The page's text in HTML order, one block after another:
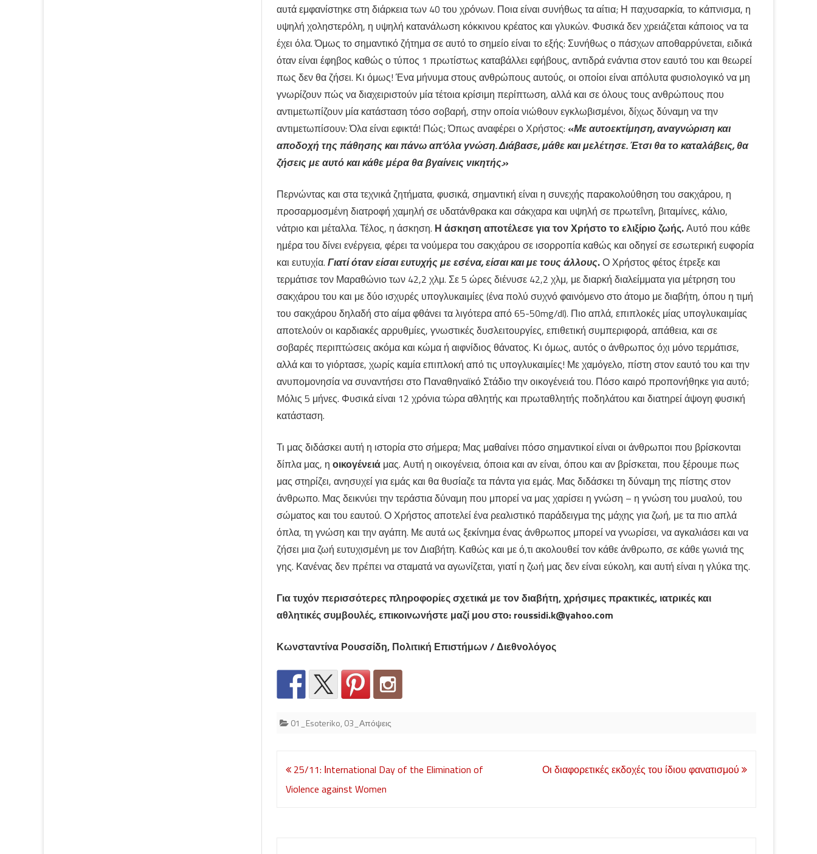
αυτά εμφανίστηκε στη διάρκεια των 40 του χρόνων. Ποια είναι συνήθως τα αίτια; Η παχυσαρκία, το κάπνισμα, η
υψηλή χοληστερόλη, η υψηλή κατανάλωση κόκκινου κρέατος και γλυκών. Φυσικά δεν χρειάζεται κάποιος να τα
έχει όλα. Όμως το σημαντικό ζήτημα σε αυτό το σημείο είναι το εξής: Συνήθως ο πάσχων αποθαρρύνεται, ειδικά
όταν είναι έφηβος καθώς ο τύπος 1 πρωτίστως καταβάλλει εφήβους, αντιδρά ενάντια στον εαυτό του και θεωρεί
πως δεν θα ζήσει. Κι όμως! Ένα μήνυμα στους ανθρώπους αυτούς, οι οποίοι είναι απόλυτα φυσιολογικό να μη
γνωρίζουν πώς να διαχειριστούν μία τέτοια κρίσιμη περίπτωση, αλλά και σε όλους τους ανθρώπους που
αντιμετωπίζουν μία κατάσταση τόσο σοβαρή, στην οποία νιώθουν εγκλωβισμένοι, δίχως δύναμη να την
αντιμετωπίσουν: Όλα είναι εφικτά! Πώς; Όπως αναφέρει ο Χρήστος: «Με αυτοεκτίμηση, αναγνώριση και
αποδοχή της πάθησης και πάνω απ’όλα γνώση. Διάβασε, μάθε και μελέτησε. Έτσι θα το καταλάβεις, θα
ζήσεις με αυτό και κάθε μέρα θα βγαίνεις νικητής.»
Περνώντας και στα τεχνικά ζητήματα, φυσικά, σημαντική είναι η συνεχής παρακολούθηση του σακχάρου, η
προσαρμοσμένη διατροφή χαμηλή σε υδατάνθρακα και σάκχαρα και υψηλή σε πρωτεΐνη, βιταμίνες, κάλιο,
νάτριο και μέταλλα. Τέλος, η άσκηση. Η άσκηση αποτέλεσε για τον Χρήστο το ελιξίριο ζωής.Αυτό που κάθε
ημέρα του δίνει ενέργεια, φέρει τα νούμερα του σακχάρου σε ισορροπία καθώς και οδηγεί σε εσωτερική ευφορία
και ευτυχία. Γιατί όταν είσαι ευτυχής με εσένα, είσαι και με τους άλλους.Ο Χρήστος φέτος έτρεξε και
τερμάτισε τον Μαραθώνιο των 42,2 χλμ. Σε 5 ώρες διένυσε 42,2 χλμ, με διαρκή διαλείμματα για μέτρηση του
σακχάρου του και με δύο ισχυρές υπογλυκαιμίες (ένα πολύ συχνό φαινόμενο στο άτομο με διαβήτη, όπου η τιμή
του σακχάρου δηλαδή στο αίμα φθάνει τα λιγότερα από 65-50mg/dl). Πιο απλά, επιπλοκές μίας υπογλυκαιμίας
αποτελούν οι καρδιακές αρρυθμίες, γνωστικές δυσλειτουργίες, επιθετική συμπεριφορά, απάθεια, και σε
σοβαρές περιπτώσεις ακόμα και κώμα ή αιφνίδιος θάνατος. Κι όμως, αυτός ο άνθρωπος όχι μόνο τερμάτισε,
αλλά και το γιόρτασε, χωρίς καμία επιπλοκή από τις υπογλυκαιμίες! Με χαμόγελο, πίστη στον εαυτό του και την
ανυπομονησία να συναντήσει στο Παναθηναϊκό Στάδιο την οικογένειά του. Πόσο καιρό προπονήθηκε για αυτό;
Mόλις 5 μήνες. Φυσικά είναι 12 χρόνια τώρα αθλητής και πρωταθλητής ποδηλάτου και διατηρεί άψογη φυσική
κατάσταση.
Τι μας διδάσκει αυτή η ιστορία στο σήμερα; Μας μαθαίνει πόσο σημαντικοί είναι οι άνθρωποι που βρίσκονται
δίπλα μας, η οικογένειάμας. Αυτή η οικογένεια, όποια και αν είναι, όπου και αν βρίσκεται, που ξέρουμε πως
μας στηρίζει, ανησυχεί για εμάς και θα θυσίαζε τα πάντα για εμάς. Μας διδάσκει τη δύναμη της πίστης στον
άνθρωπο. Μας δεικνύει την τεράστια δύναμη που μπορεί να μας χαρίσει η γνώση – η γνώση του μυαλού, του
σώματος και του εαυτού. Ο Χρήστος αποτελεί ένα ρεαλιστικό παράδειγμα της μάχης για ζωή, με τα πιο απλά
όπλα, τη γνώση και την αγάπη. Με αυτά ως ξεκίνημα ένας άνθρωπος μπορεί να γνωρίσει, να αγκαλιάσει και να
ζήσει μια ζωή ευτυχισμένη με τον Διαβήτη. Καθώς και με ό,τι ακολουθεί τον κάθε άνθρωπο, σε κάθε γωνιά της
γης. Κανένας δεν πρέπει να σταματά να αγωνίζεται, γιατί η ζωή μας δεν είναι εύκολη, και αυτή είναι η γλύκα της.
Για τυχόν περισσότερες πληροφορίες σχετικά με τον διαβήτη, χρήσιμες πρακτικές, ιατρικές και
αθλητικές συμβουλές, επικοινωνήστε μαζί μου στο: roussidi.k@yahoo.com
Κωνσταντίνα Ρουσσίδη, Πολιτική Επιστήμων / Διεθνολόγος
01_Esoteriko, 03_Απόψεις
Post
navigation
25/11: Ιnternational Day of the Elimination of
Violence against Women
Οι διαφορετικές εκδοχές του ίδιου φανατισμού